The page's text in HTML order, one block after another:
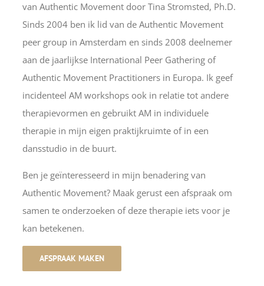
van Authentic Movement door Tina Stromsted, Ph.D.
Sinds 2004 ben ik lid van de Authentic Movement
peer group in Amsterdam en sinds 2008 deelnemer
aan de jaarlijkse International Peer Gathering of
Authentic Movement Practitioners in Europa. Ik geef
incidenteel AM workshops ook in relatie tot andere
therapievormen en gebruikt AM in individuele
therapie in mijn eigen praktijkruimte of in een
dansstudio in de buurt.
Ben je geïnteresseerd in mijn benadering van
Authentic Movement? Maak gerust een afspraak om
samen te onderzoeken of deze therapie iets voor je
kan betekenen.
AFSPRAAK MAKEN